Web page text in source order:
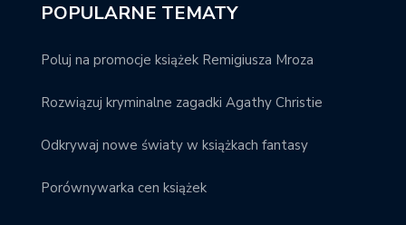
POPULARNE TEMATY
Poluj na promocje książek Remigiusza Mroza
Rozwiązuj kryminalne zagadki Agathy Christie
Odkrywaj nowe światy w książkach fantasy
Porównywarka cen książek